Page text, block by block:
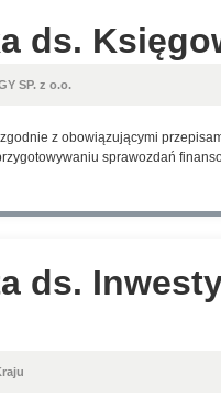
ds.
SP. z o.o.
z obowiązującymi
sprawozdań
ds.